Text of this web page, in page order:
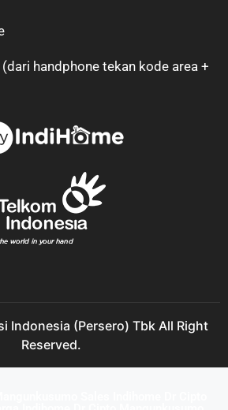
handphone tekan kode area +
Indonesia (Persero) Tbk All Right
Reserved.